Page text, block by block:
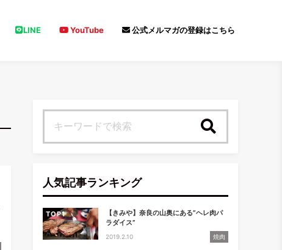
LINE YouTube 公式メルマガの登録はこちら
人気記事ランキング
TOP
【きみや】奈良の山奥にある”ヘレ肉パ
ラダイス”
2019.2.10 焼肉